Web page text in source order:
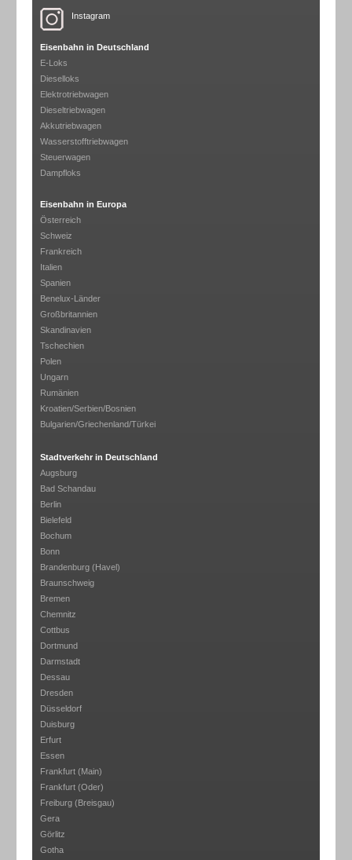
Instagram
Eisenbahn in Deutschland
E-Loks
Dieselloks
Elektrotriebwagen
Dieseltriebwagen
Akkutriebwagen
Wasserstofftriebwagen
Steuerwagen
Dampfloks
Eisenbahn in Europa
Österreich
Schweiz
Frankreich
Italien
Spanien
Benelux-Länder
Großbritannien
Skandinavien
Tschechien
Polen
Ungarn
Rumänien
Kroatien/Serbien/Bosnien
Bulgarien/Griechenland/Türkei
Stadtverkehr in Deutschland
Augsburg
Bad Schandau
Berlin
Bielefeld
Bochum
Bonn
Brandenburg (Havel)
Braunschweig
Bremen
Chemnitz
Cottbus
Dortmund
Darmstadt
Dessau
Dresden
Düsseldorf
Duisburg
Erfurt
Essen
Frankfurt (Main)
Frankfurt (Oder)
Freiburg (Breisgau)
Gera
Görlitz
Gotha